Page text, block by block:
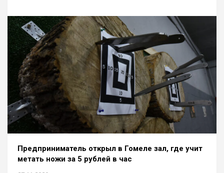
Предприниматель открыл в Гомеле зал, где учит
метать ножи за 5 рублей в час